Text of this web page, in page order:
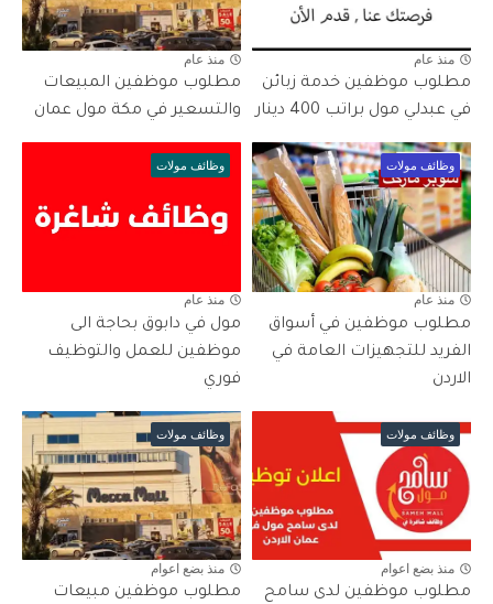
منذ عام
مطلوب موظفين خدمة زبائن
في عبدلي مول براتب 400 دينار
منذ عام
مطلوب موظفين المبيعات
والتسعير في مكة مول عمان
وظائف مولات
منذ عام
مطلوب موظفين في أسواق
الفريد للتجهيزات العامة في
الاردن
وظائف مولات
منذ عام
مول في دابوق بحاجة الى
موظفين للعمل والتوظيف
فوري
وظائف مولات
منذ بضع اعوام
مطلوب موظفين لدى سامح
وظائف مولات
منذ بضع اعوام
مطلوب موظفين مبيعات